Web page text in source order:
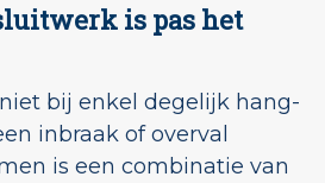
is pas het
bij enkel degelijk hang-
inbraak of overval
is een combinatie van